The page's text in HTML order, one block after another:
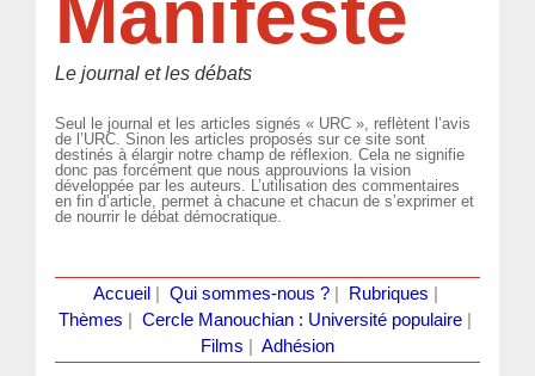
Le journal et les débats
Seul le journal et les articles signés « URC », reflètent l’avis
de l’URC. Sinon les articles proposés sur ce site sont
destinés à élargir notre champ de réflexion. Cela ne signifie
donc pas forcément que nous approuvions la vision
développée par les auteurs. L’utilisation des commentaires
en fin d’article, permet à chacune et chacun de s’exprimer et
de nourrir le débat démocratique.
Accueil Qui sommes-nous ?| Rubriques
Thèmes
Cercle Manouchian : Université populaire
Films
Adhésion